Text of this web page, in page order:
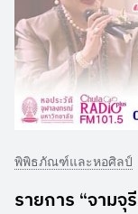
พิพิธภัณฑ์และหอศิลป์
รายการ “จามจุ